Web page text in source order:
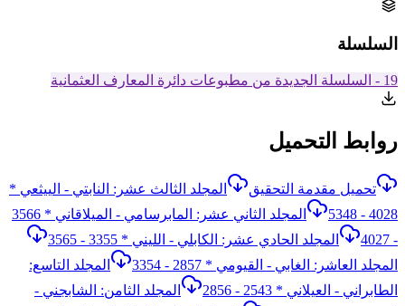
السلسلة
19 - السلسلة الجديدة من مطبوعات دائرة المعارف العثمانية
روابط التحميل
تحميل مقدمة التحقيق
المجلد الثالث عشر: النابتي - الييثعي *
4028 - 5348
المجلد الثاني عشر: المابرسامي - الميلاقاني * 3566
- 4027
المجلد الحادي عشر: الكابلي - الليني * 3355 - 3565
المجلد العاشر: الغابي - القيومي * 2857 - 3354
المجلد التاسع:
الطابراني - العيلاني * 2543 - 2856
المجلد الثامن: الشابجني -